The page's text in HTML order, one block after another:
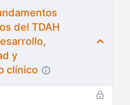
del TDAH
y
clínico